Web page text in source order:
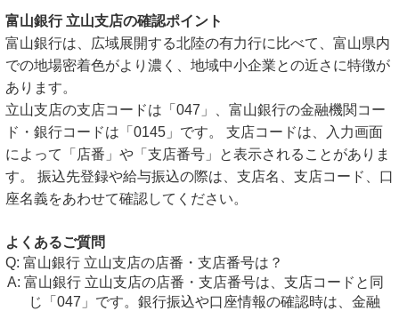
富山銀行 立山支店の確認ポイント
富山銀行は、広域展開する北陸の有力行に比べて、富山県内
での地場密着色がより濃く、地域中小企業との近さに特徴が
あります。
立山支店の支店コードは「047」、富山銀行の金融機関コー
ド・銀行コードは「0145」です。 支店コードは、入力画面
によって「店番」や「支店番号」と表示されることがありま
す。 振込先登録や給与振込の際は、支店名、支店コード、口
座名義をあわせて確認してください。
よくあるご質問
富山銀行 立山支店の店番・支店番号は？
富山銀行 立山支店の店番・支店番号は、支店コードと同
じ「047」です。銀行振込や口座情報の確認時は、金融